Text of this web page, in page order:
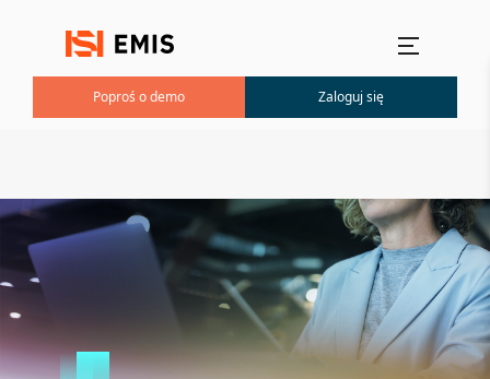
Poproś o demo Zaloguj się